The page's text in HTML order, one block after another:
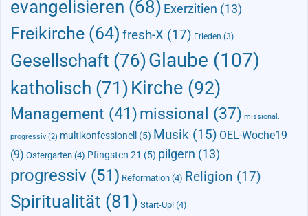
evangelisieren (68) Exerzitien (13)
Freikirche (64) fresh-X (17) Frieden (3)
Gesellschaft (76)Glaube (107)
katholisch (71) Kirche (92)
Management (41)missional (37) missional.
progressiv (2) multikonfessionell (5) Musik (15) OEL-Woche19
(9) Ostergarten (4) Pfingsten 21 (5) pilgern (13)
progressiv (51) Reformation (4) Religion (17)
Spiritualität (81) Start-Up! (4)